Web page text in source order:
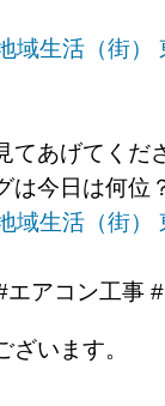
あげてくだ
は今日は何位
アコン工事 #
ざいます。